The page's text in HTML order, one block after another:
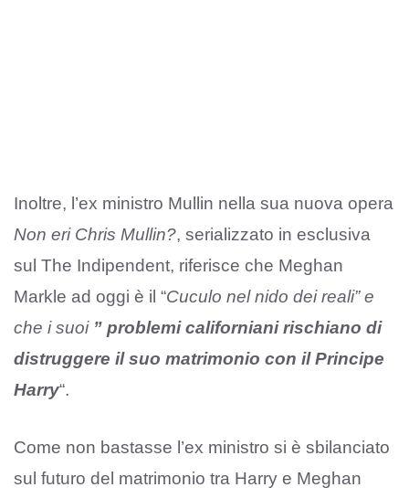
Inoltre, l’ex ministro Mullin nella sua nuova opera
Non eri Chris Mullin?, serializzato in esclusiva
sul The Indipendent, riferisce che Meghan
Markle ad oggi è il “Cuculo nel nido dei reali” e
che i suoi ” problemi californiani rischiano di
distruggere il suo matrimonio con il Principe
Harry“.
Come non bastasse l’ex ministro si è sbilanciato
sul futuro del matrimonio tra Harry e Meghan